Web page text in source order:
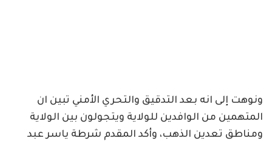
ونوهت إلى انه بعد التدقيق والتحري الأمني تبين ان
المتهمين من الوافدين للولاية ويتجولون بين الولاية
ومناطق تعدين الذهب، وأكد المقدم شرطة ياسر عبد